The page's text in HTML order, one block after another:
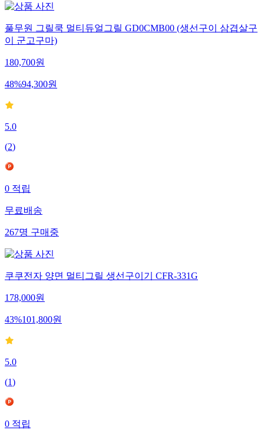
풀무원 그릴쿡 멀티듀얼그릴 GD0CMB00 (생선구이 삼겹살구
이 군고구마)
180,700원
48%94,300원
5.0
(2)
0 적립
무료배송
267명 구매중
쿠쿠전자 양면 멀티그릴 생선구이기 CFR-331G
178,000원
43%101,800원
5.0
(1)
0 적립